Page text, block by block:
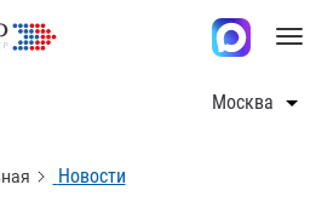
Москва
Новости